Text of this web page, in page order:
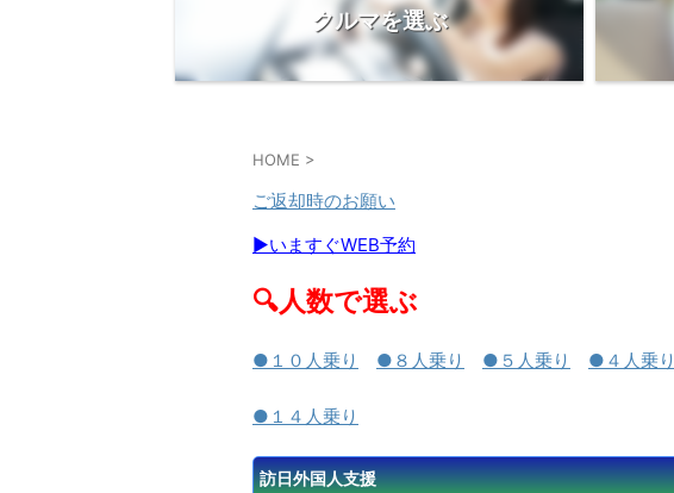
クルマを選ぶ
HOME >
ご返却時のお願い
▶いますぐWEB予約
🔍人数で選ぶ
●１０人乗り ●８人乗り ●５人乗り ●４人乗り
●１４人乗り
訪日外国人支援